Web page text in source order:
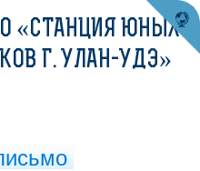
«СТАНЦИЯ ЮНЫХ
Г. УЛАН-УДЭ»